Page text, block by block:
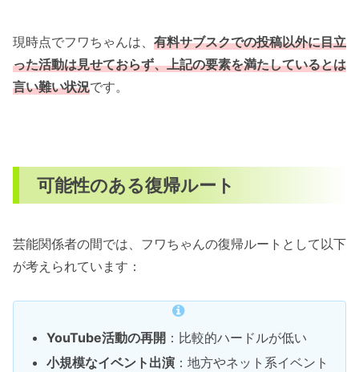
現時点でフワちゃんは、 有料サブスクでの投稿以外に目立
った活動は見せておらず、上記の要素を満たしているとは
言い難い状況です。
可能性のある復帰ルート
芸能関係者の間では、フワちゃんの復帰ルートとして以下
が考えられています：
YouTube活動の再開 ：比較的ハードルが低い
小規模なイベント出演 ：地方やネット系イベント